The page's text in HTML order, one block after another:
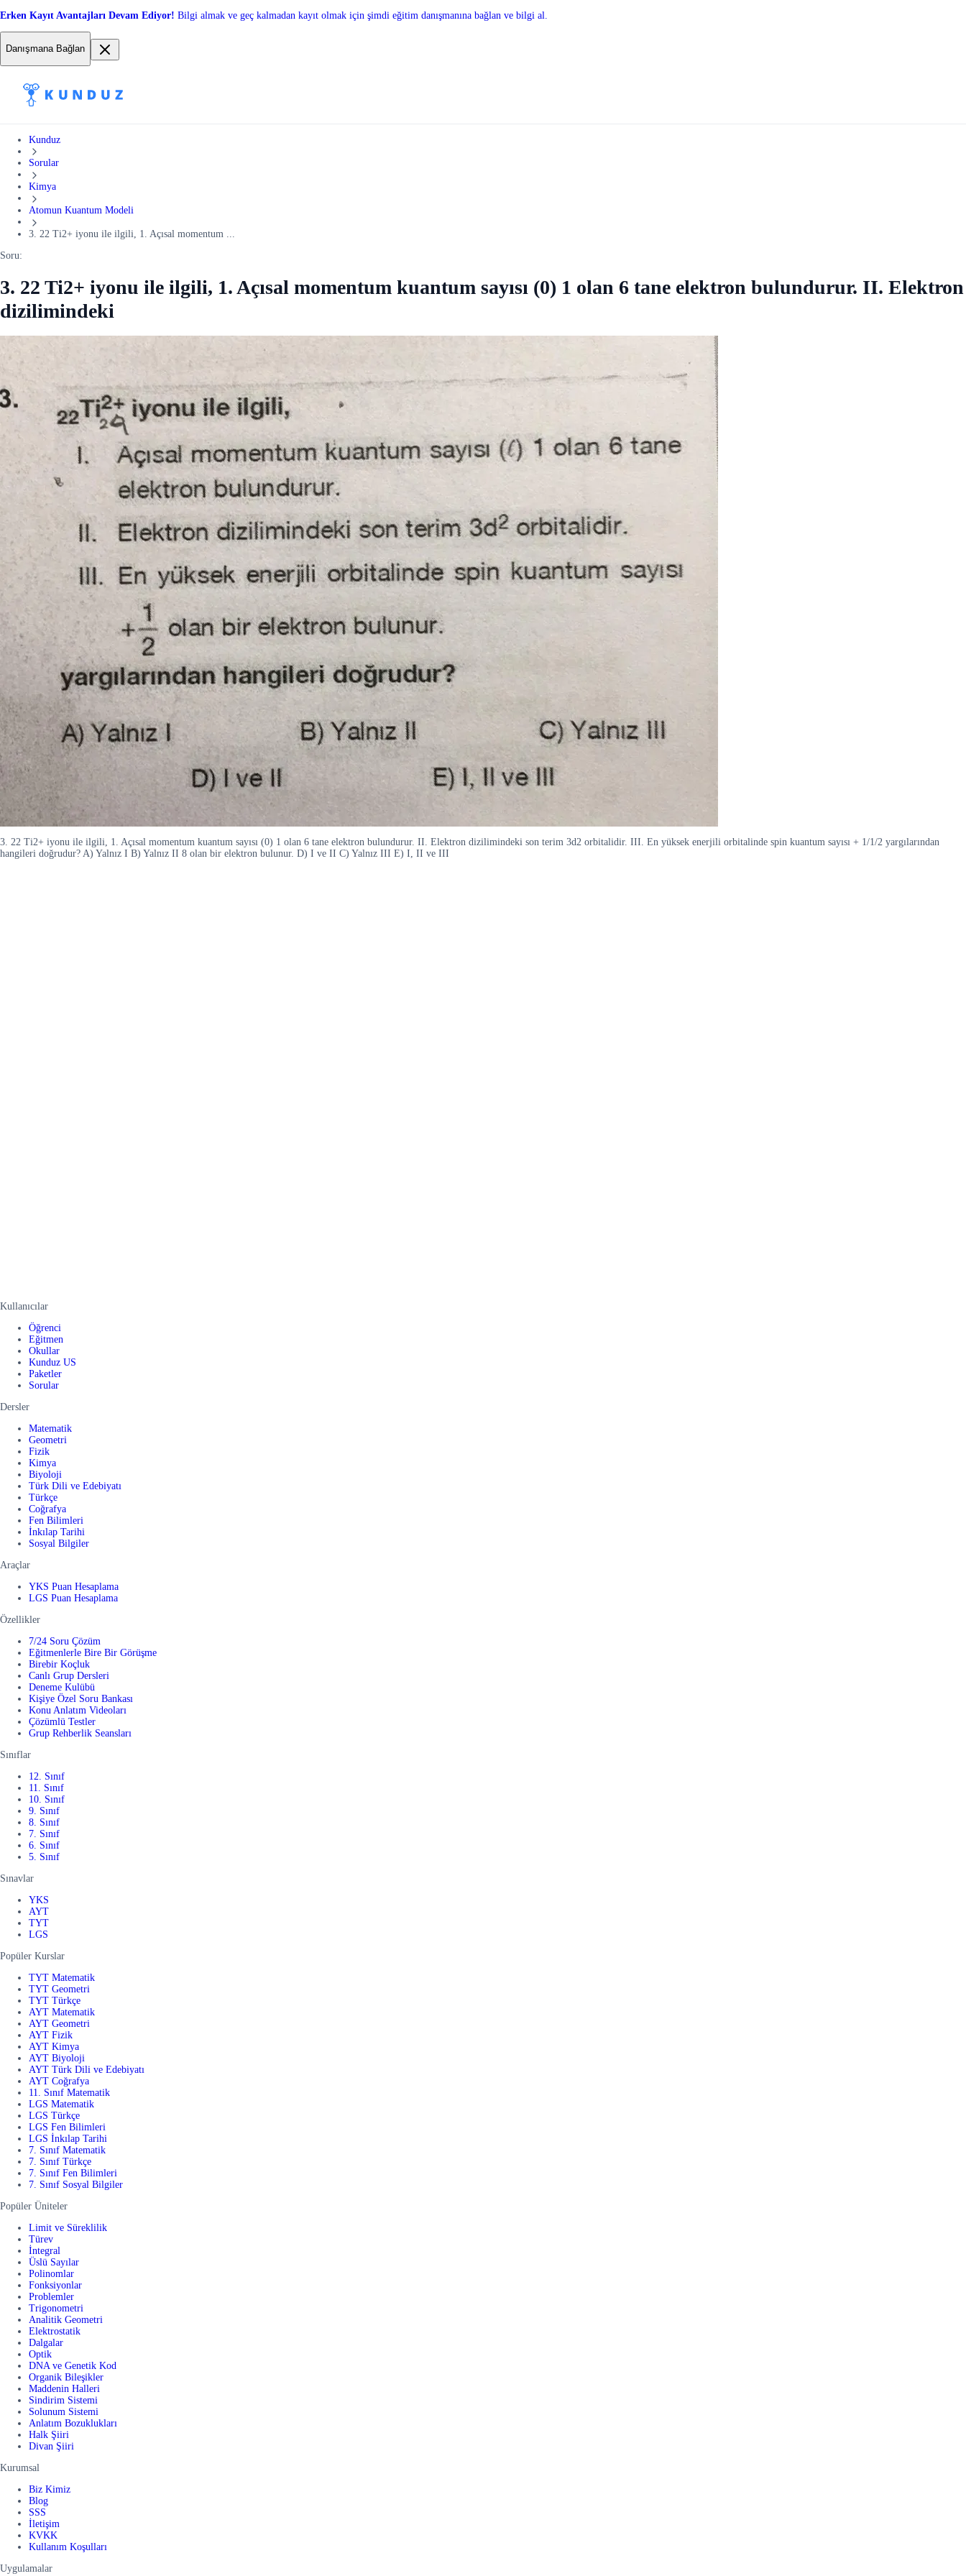
Erken Kayıt Avantajları Devam Ediyor! Bilgi almak ve geç kalmadan kayıt olmak için şimdi eğitim danışmanına bağlan ve bilgi al.
Danışmana Bağlan
Kunduz
Sorular
Kimya
Atomun Kuantum Modeli
3. 22 Ti2+ iyonu ile ilgili, 1. Açısal momentum ...
Soru:
3. 22 Ti2+ iyonu ile ilgili, 1. Açısal momentum kuantum sayısı (0) 1 olan 6 tane elektron bulundurur. II. Elektron
dizilimindeki
3. 22 Ti2+ iyonu ile ilgili, 1. Açısal momentum kuantum sayısı (0) 1 olan 6 tane elektron bulundurur. II. Elektron dizilimindeki son terim 3d2 orbitalidir. III. En yüksek enerjili orbitalinde spin kuantum sayısı + 1/1/2 yargılarından
hangileri doğrudur? A) Yalnız I B) Yalnız II 8 olan bir elektron bulunur. D) I ve II C) Yalnız III E) I, II ve III
Kullanıcılar
Öğrenci
Eğitmen
Okullar
Kunduz US
Paketler
Sorular
Dersler
Matematik
Geometri
Fizik
Kimya
Biyoloji
Türk Dili ve Edebiyatı
Türkçe
Coğrafya
Fen Bilimleri
İnkılap Tarihi
Sosyal Bilgiler
Araçlar
YKS Puan Hesaplama
LGS Puan Hesaplama
Özellikler
7/24 Soru Çözüm
Eğitmenlerle Bire Bir Görüşme
Birebir Koçluk
Canlı Grup Dersleri
Deneme Kulübü
Kişiye Özel Soru Bankası
Konu Anlatım Videoları
Çözümlü Testler
Grup Rehberlik Seansları
Sınıflar
12. Sınıf
11. Sınıf
10. Sınıf
9. Sınıf
8. Sınıf
7. Sınıf
6. Sınıf
5. Sınıf
Sınavlar
YKS
AYT
TYT
LGS
Popüler Kurslar
TYT Matematik
TYT Geometri
TYT Türkçe
AYT Matematik
AYT Geometri
AYT Fizik
AYT Kimya
AYT Biyoloji
AYT Türk Dili ve Edebiyatı
AYT Coğrafya
11. Sınıf Matematik
LGS Matematik
LGS Türkçe
LGS Fen Bilimleri
LGS İnkılap Tarihi
7. Sınıf Matematik
7. Sınıf Türkçe
7. Sınıf Fen Bilimleri
7. Sınıf Sosyal Bilgiler
Popüler Üniteler
Limit ve Süreklilik
Türev
İntegral
Üslü Sayılar
Polinomlar
Fonksiyonlar
Problemler
Trigonometri
Analitik Geometri
Elektrostatik
Dalgalar
Optik
DNA ve Genetik Kod
Organik Bileşikler
Maddenin Halleri
Sindirim Sistemi
Solunum Sistemi
Anlatım Bozuklukları
Halk Şiiri
Divan Şiiri
Kurumsal
Biz Kimiz
Blog
SSS
İletişim
KVKK
Kullanım Koşulları
Uygulamalar